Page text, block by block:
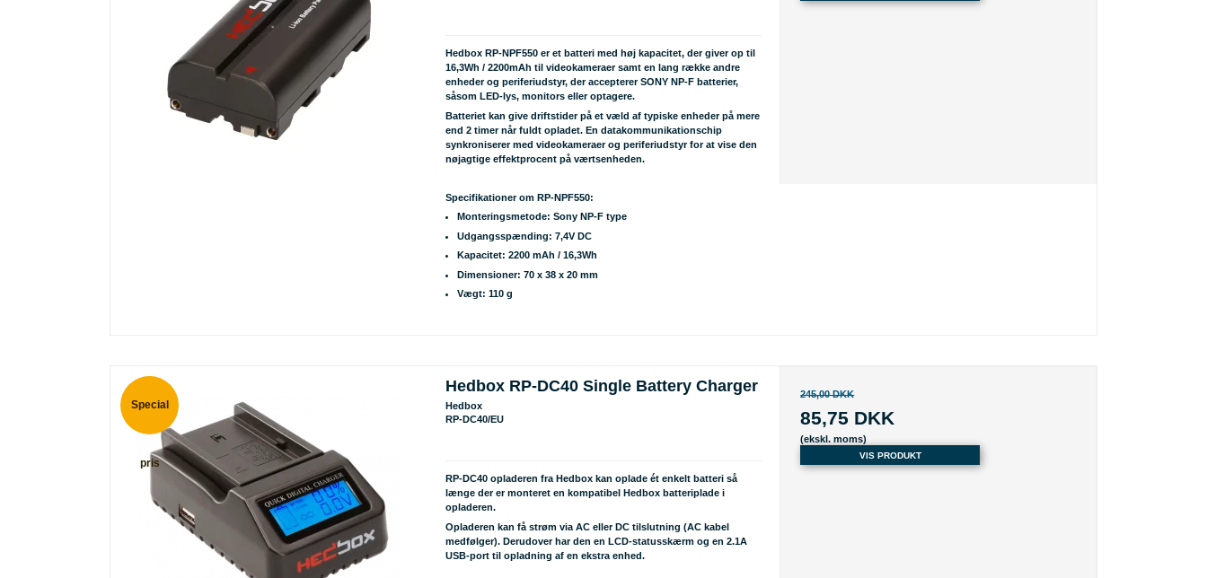
Hedbox RP-NPF550 er et batteri med høj kapacitet, der giver op til
16,3Wh / 2200mAh til videokameraer samt en lang række andre
enheder og periferiudstyr, der accepterer SONY NP-F batterier,
såsom LED-lys, monitors eller optagere.
Batteriet kan give driftstider på et væld af typiske enheder på mere
end 2 timer når fuldt opladet. En datakommunikationschip
synkroniserer med videokameraer og periferiudstyr for at vise den
nøjagtige effektprocent på værtsenheden.
Specifikationer om RP-NPF550:
Monteringsmetode: Sony NP-F type
Udgangsspænding: 7,4V DC
Kapacitet: 2200 mAh / 16,3Wh
Dimensioner: 70 x 38 x 20 mm
Vægt: 110 g
Special
pris
Hedbox RP-DC40 Single Battery Charger
Hedbox
RP-DC40/EU
RP-DC40 opladeren fra Hedbox kan oplade ét enkelt batteri så
længe der er monteret en kompatibel Hedbox batteriplade i
opladeren.
Opladeren kan få strøm via AC eller DC tilslutning (AC kabel
medfølger). Derudover har den en LCD-statusskærm og en 2.1A
USB-port til opladning af en ekstra enhed.
245,00 DKK
85,75 DKK
(ekskl. moms)
VIS PRODUKT